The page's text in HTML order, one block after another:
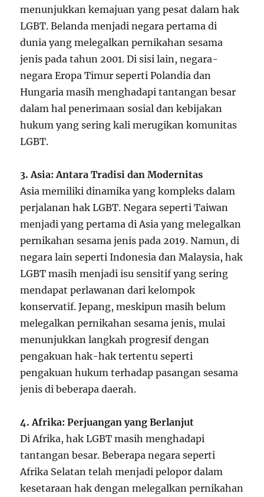
menunjukkan kemajuan yang pesat dalam hak
LGBT. Belanda menjadi negara pertama di
dunia yang melegalkan pernikahan sesama
jenis pada tahun 2001. Di sisi lain, negara-
negara Eropa Timur seperti Polandia dan
Hungaria masih menghadapi tantangan besar
dalam hal penerimaan sosial dan kebijakan
hukum yang sering kali merugikan komunitas
LGBT.
3. Asia: Antara Tradisi dan Modernitas
Asia memiliki dinamika yang kompleks dalam
perjalanan hak LGBT. Negara seperti Taiwan
menjadi yang pertama di Asia yang melegalkan
pernikahan sesama jenis pada 2019. Namun, di
negara lain seperti Indonesia dan Malaysia, hak
LGBT masih menjadi isu sensitif yang sering
mendapat perlawanan dari kelompok
konservatif. Jepang, meskipun masih belum
melegalkan pernikahan sesama jenis, mulai
menunjukkan langkah progresif dengan
pengakuan hak-hak tertentu seperti
pengakuan hukum terhadap pasangan sesama
jenis di beberapa daerah.
4. Afrika: Perjuangan yang Berlanjut
Di Afrika, hak LGBT masih menghadapi
tantangan besar. Beberapa negara seperti
Afrika Selatan telah menjadi pelopor dalam
kesetaraan hak dengan melegalkan pernikahan